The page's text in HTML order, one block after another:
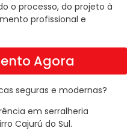
o processo, do projeto à
profissional e
Agora
seguras e modernas?
em serralheria
Cajurú do Sul.